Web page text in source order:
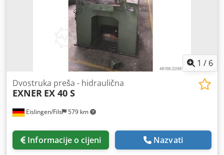
1 / 6
Eislingen/Fils 579 km
Dvostruka preša - hidraulična
EXNER EX 40 S
Informacije o cijeni Nazvati